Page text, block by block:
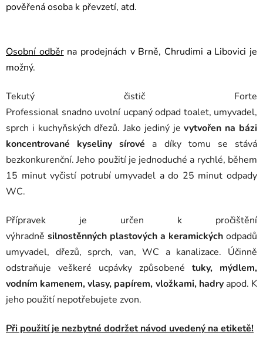
pověřená osoba k převzetí, atd.
Osobní odběrna prodejnách v Brně, Chrudimi a Libovici je
možný.
Tekutý čistič Forte
Professional snadno uvolní ucpaný odpad toalet, umyvadel,
sprch i kuchyňských dřezů. Jako jediný jevytvořen na bázi
koncentrované kyseliny sírové a díky tomu se stává
bezkonkurenční. Jeho použití je jednoduché a rychlé, během
15 minut vyčistí potrubí umyvadel a do 25 minut odpady
WC.
Přípravek je určen k pročištění
výhradně silnostěnných plastových a keramických odpadů
umyvadel, dřezů, sprch, van, WC a kanalizace. Účinně
odstraňuje veškeré ucpávky způsobené tuky, mýdlem,
vodním kamenem, vlasy, papírem, vložkami, hadryapod. K
jeho použití nepotřebujete zvon.
Při použití je nezbytné dodržet návod uvedený na etiketě!